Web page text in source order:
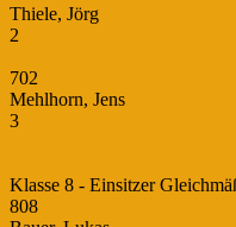
Thiele, Jörg
2
702
Mehlhorn, Jens
3
Klasse 8 - Einsitzer
808